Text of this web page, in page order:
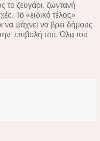
το ζευγάρι, ζωντανή
Το «ειδικό τέλος»
να ψάχνει να βρει δήμους
επιβολή του. Όλα του